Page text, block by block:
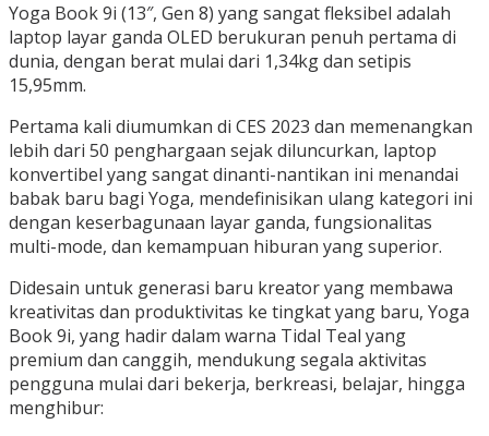
Yoga Book 9i (13″, Gen 8) yang sangat fleksibel adalah
laptop layar ganda OLED berukuran penuh pertama di
dunia, dengan berat mulai dari 1,34kg dan setipis
15,95mm.
Pertama kali diumumkan di CES 2023 dan memenangkan
lebih dari 50 penghargaan sejak diluncurkan, laptop
konvertibel yang sangat dinanti-nantikan ini menandai
babak baru bagi Yoga, mendefinisikan ulang kategori ini
dengan keserbagunaan layar ganda, fungsionalitas
multi-mode, dan kemampuan hiburan yang superior.
Didesain untuk generasi baru kreator yang membawa
kreativitas dan produktivitas ke tingkat yang baru, Yoga
Book 9i, yang hadir dalam warna Tidal Teal yang
premium dan canggih, mendukung segala aktivitas
pengguna mulai dari bekerja, berkreasi, belajar, hingga
menghibur: